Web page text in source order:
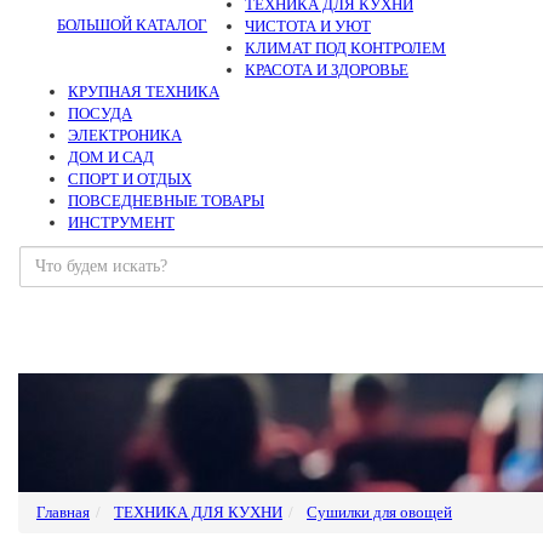
БОЛЬШОЙ КАТАЛОГ
ТЕХНИКА ДЛЯ КУХНИ
ЧИСТОТА И УЮТ
КЛИМАТ ПОД КОНТРОЛЕМ
КРАСОТА И ЗДОРОВЬЕ
КРУПНАЯ ТЕХНИКА
ПОСУДА
ЭЛЕКТРОНИКА
ДОМ И САД
СПОРТ И ОТДЫХ
ПОВСЕДНЕВНЫЕ ТОВАРЫ
ИНСТРУМЕНТ
Главная ТЕХНИКА ДЛЯ КУХНИ Сушилки для овощей